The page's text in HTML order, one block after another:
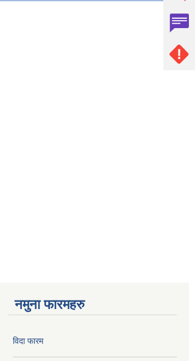
नमुना फारमहरु
विदा फारम